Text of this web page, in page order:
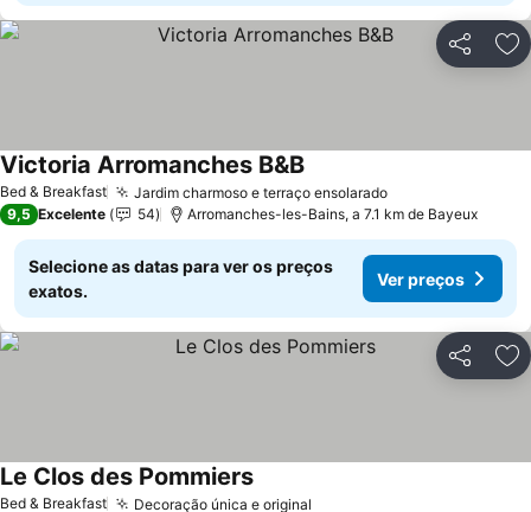
Partilhar
Bed & Breakfast Jardim charmoso e terraço ensolaradoVer preços
Victoria Arromanches B&BVer preços
9,5 Excelente 54 Arromanches-les-Bains, a 7.1 km de Bayeux
Selecione as datas para ver os preços
exatos.
Ver preços
Partilhar
Bed & Breakfast Decoração única e original
Le Clos des PommiersVer preços